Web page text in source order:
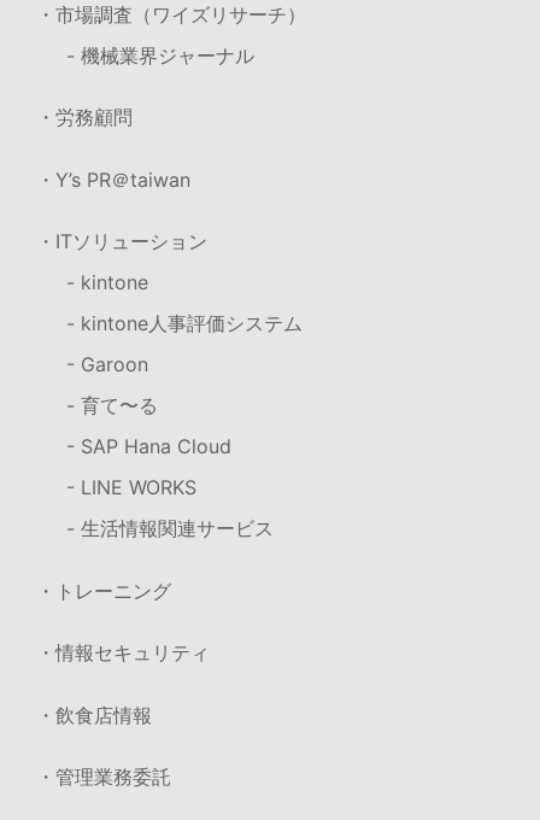
・市場調査（ワイズリサーチ）
- 機械業界ジャーナル
・労務顧問
・Y’s PR＠taiwan
・ITソリューション
- kintone
- kintone人事評価システム
- Garoon
- 育て〜る
- SAP Hana Cloud
- LINE WORKS
- 生活情報関連サービス
・トレーニング
・情報セキュリティ
・飲食店情報
・管理業務委託